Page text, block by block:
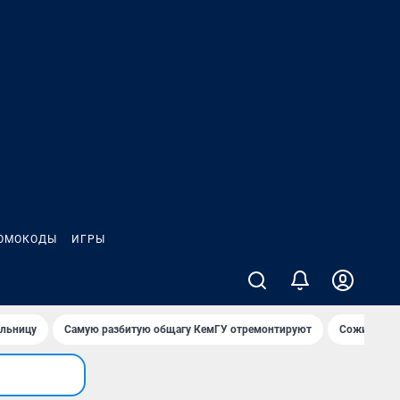
ИГРЫ
Самую разбитую общагу КемГУ отремонтируют